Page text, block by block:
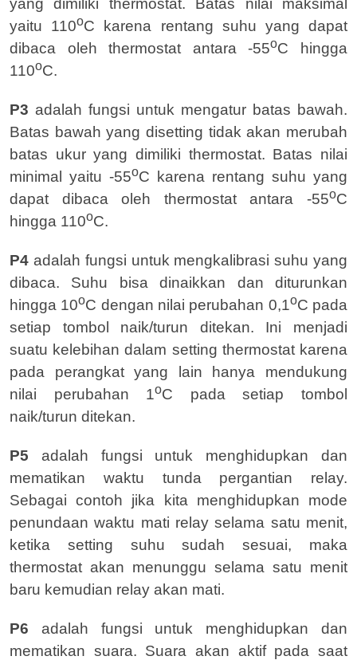
yaitu 110oC karena rentang suhu yang dapat
dibaca oleh thermostat antara -55oC hingga
110oC.
P3 adalah fungsi untuk mengatur batas bawah.
Batas bawah yang disetting tidak akan merubah
batas ukur yang dimiliki thermostat. Batas nilai
minimal yaitu -55oC karena rentang suhu yang
dapat dibaca oleh thermostat antara -55oC
hingga 110oC.
P4 adalah fungsi untuk mengkalibrasi suhu yang
dibaca. Suhu bisa dinaikkan dan diturunkan
hingga 10oC dengan nilai perubahan 0,1oC pada
setiap tombol naik/turun ditekan. Ini menjadi
suatu kelebihan dalam setting thermostat karena
pada perangkat yang lain hanya mendukung
nilai perubahan 1oC pada setiap tombol
naik/turun ditekan.
P5 adalah fungsi untuk menghidupkan dan
mematikan waktu tunda pergantian relay.
Sebagai contoh jika kita menghidupkan mode
penundaan waktu mati relay selama satu menit,
ketika setting suhu sudah sesuai, maka
thermostat akan menunggu selama satu menit
baru kemudian relay akan mati.
P6 adalah fungsi untuk menghidupkan dan
mematikan suara. Suara akan aktif pada saat